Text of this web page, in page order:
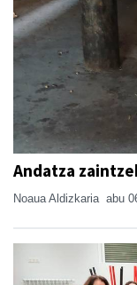
Andatza
Noaua Aldizkaria abu